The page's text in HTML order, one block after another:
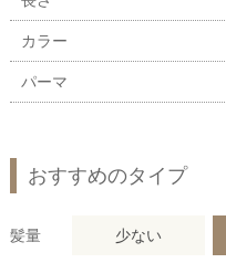
カラー
パーマ
おすすめのタイプ
髪量 少ない